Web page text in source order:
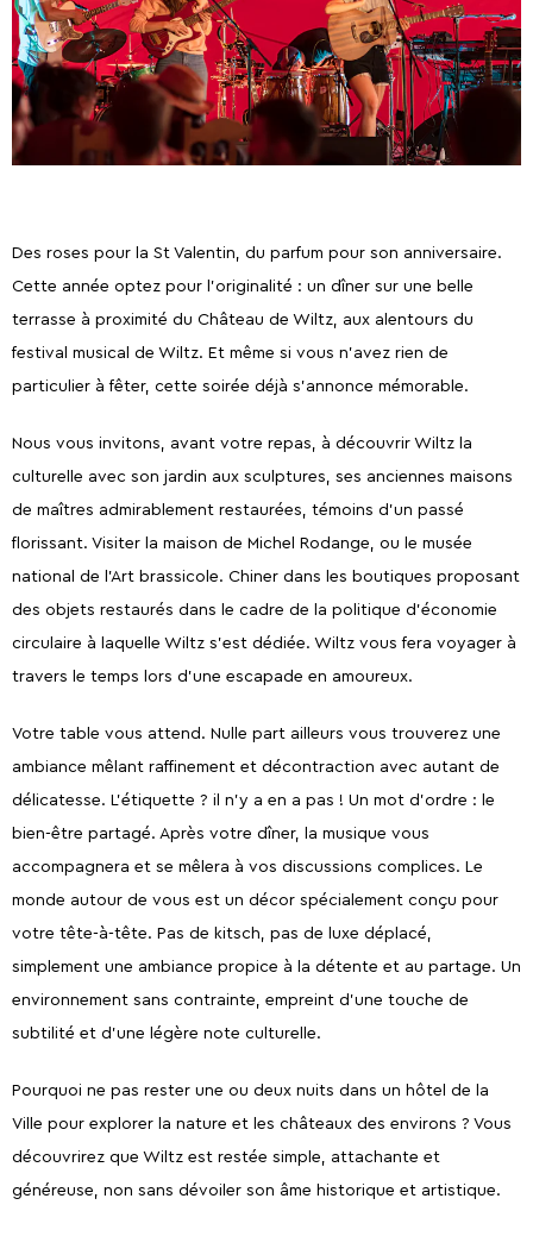
Découverte de la
Nature
Visites guidées
5 Choses à faire Activités d'été 2026
Capitale de la Bière
La Bataille des
Ardennes
Restaurants. Gîtes.
Comment venir? Contact.
Des roses pour la St Valentin, du parfum pour son anniversaire.
Cette année optez pour l’originalité : un dîner sur une belle
terrasse à proximité du Château de Wiltz, aux alentours du
festival musical de Wiltz. Et même si vous n’avez rien de
particulier à fêter, cette soirée déjà s’annonce mémorable.
Nous vous invitons, avant votre repas, à découvrir Wiltz la
culturelle avec son jardin aux sculptures, ses anciennes maisons
de maîtres admirablement restaurées, témoins d’un passé
florissant. Visiter la maison de Michel Rodange, ou le musée
national de l’Art brassicole. Chiner dans les boutiques proposant
des objets restaurés dans le cadre de la politique d’économie
circulaire à laquelle Wiltz s’est dédiée. Wiltz vous fera voyager à
travers le temps lors d’une escapade en amoureux.
Votre table vous attend. Nulle part ailleurs vous trouverez une
ambiance mêlant raffinement et décontraction avec autant de
délicatesse. L’étiquette ? il n’y a en a pas ! Un mot d’ordre : le
bien-être partagé. Après votre dîner, la musique vous
accompagnera et se mêlera à vos discussions complices. Le
monde autour de vous est un décor spécialement conçu pour
votre tête-à-tête. Pas de kitsch, pas de luxe déplacé,
simplement une ambiance propice à la détente et au partage. Un
environnement sans contrainte, empreint d’une touche de
subtilité et d’une légère note culturelle.
Pourquoi ne pas rester une ou deux nuits dans un hôtel de la
Ville pour explorer la nature et les châteaux des environs ? Vous
découvrirez que Wiltz est restée simple, attachante et
généreuse, non sans dévoiler son âme historique et artistique.